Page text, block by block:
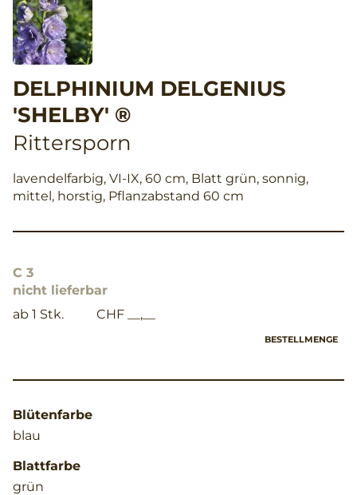
DELPHINIUM DELGENIUS
'SHELBY' ®
Rittersporn
lavendelfarbig, VI-IX, 60 cm, Blatt grün, sonnig,
mittel, horstig, Pflanzabstand 60 cm
C 3
nicht lieferbar
ab 1 Stk.
CHF __,__
BESTELLMENGE
Blütenfarbe
blau
Blattfarbe
grün